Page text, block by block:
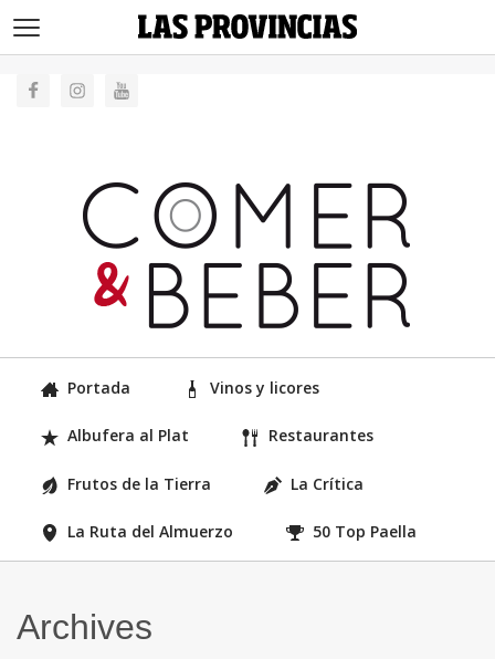
Portada Vinos y licores
Albufera al Plat Restaurantes
Frutos de la Tierra La Crítica
La Ruta del Almuerzo 50 Top Paella
Archives